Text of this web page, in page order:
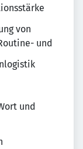
von
und
und